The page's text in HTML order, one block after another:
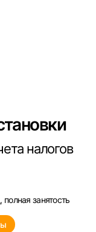
налогов
занятость